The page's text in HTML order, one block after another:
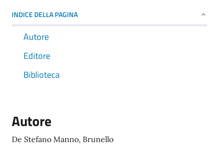
INDICE DELLA PAGINA
Autore
Editore
Biblioteca
Autore
De Stefano Manno, Brunello